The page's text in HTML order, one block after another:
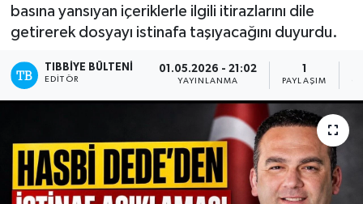
basına yansıyan içeriklerle ilgili itirazlarını dile
getirerek dosyayı istinafa taşıyacağını duyurdu.
TIBBIYE BÜLTENI
EDITÖR
01.05.2026 - 21:02
YAYINLANMA PAYLAŞIM